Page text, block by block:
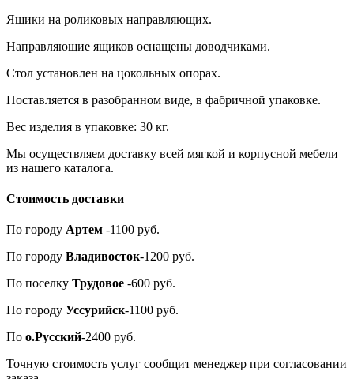
Ящики на роликовых направляющих.
Направляющие ящиков оснащены доводчиками.
Стол установлен на цокольных опорах.
Поставляется в разобранном виде, в фабричной упаковке.
Вес изделия в упаковке: 30 кг.
Мы осуществляем доставку всей мягкой и корпусной мебели
из нашего каталога.
Стоимость доставки
По городу Артем -1100 руб.
По городу Владивосток-1200 руб.
По поселку Трудовое -600 руб.
По городу Уссурийск-1100 руб.
По о.Русский-2400 руб.
Точную стоимость услуг сообщит менеджер при согласовании